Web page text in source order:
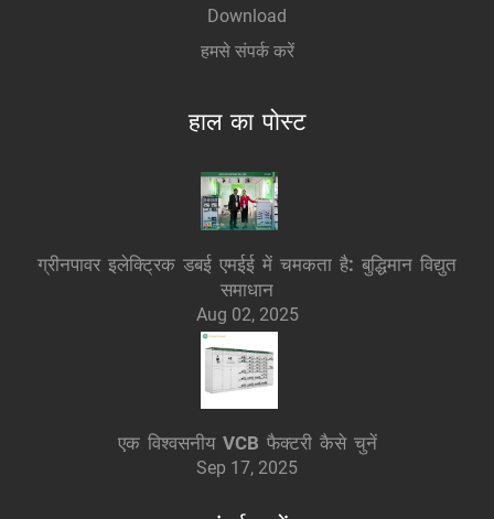
Download
हमसे संपर्क करें
हाल का पोस्ट
ग्रीनपावर इलेक्ट्रिक डबई एमईई में चमकता है: बुद्धिमान विद्युत
समाधान
Aug 02, 2025
एक विश्वसनीय VCB फैक्टरी कैसे चुनें
Sep 17, 2025